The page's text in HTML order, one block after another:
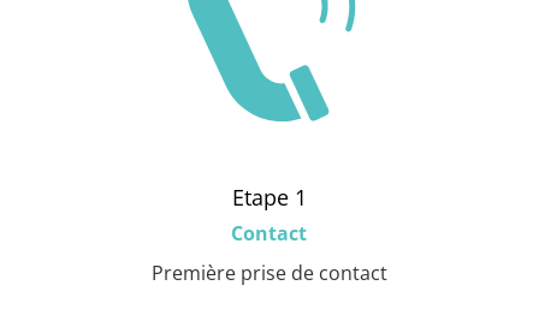
Etape 1
Contact
Première prise de contact